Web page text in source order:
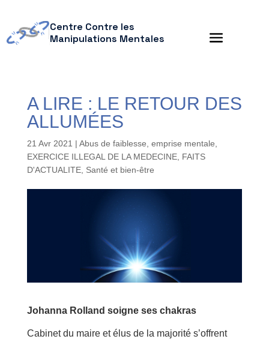
Centre Contre les
Manipulations Mentales
A LIRE : LE RETOUR DES
ALLUMÉES
21 Avr 2021 | Abus de faiblesse emprise mentale
EXERCICE ILLEGAL DE LA MEDECINE, FAITS
D'ACTUALITE, Santé et bien-être
Johanna Rolland soigne ses chakras
Cabinet du maire et élus de la majorité s’offrent